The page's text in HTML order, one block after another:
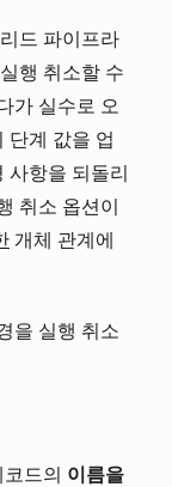
드 파이프라
행 취소할 수
가 실수로 오
단계 값을 업
사항을 되돌리
취소 옵션이
개체 관계에
을 실행 취소
코드의 이름을